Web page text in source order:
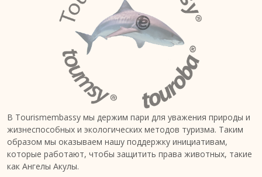
В Tourismembassy мы держим пари для уважения природы и
жизнеспособных и экологических методов туризма. Таким
образом мы оказываем нашу поддержку инициативам,
которые работают, чтобы защитить права животных, такие
как Ангелы Акулы.